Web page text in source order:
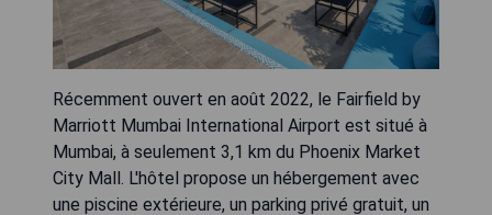
Récemment ouvert en août 2022, le Fairfield by
Marriott Mumbai International Airport est situé à
Mumbai, à seulement 3,1 km du Phoenix Market
City Mall. L'hôtel propose un hébergement avec
une piscine extérieure, un parking privé gratuit, un